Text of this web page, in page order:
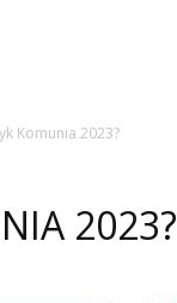
Komunia 2023?
2023?